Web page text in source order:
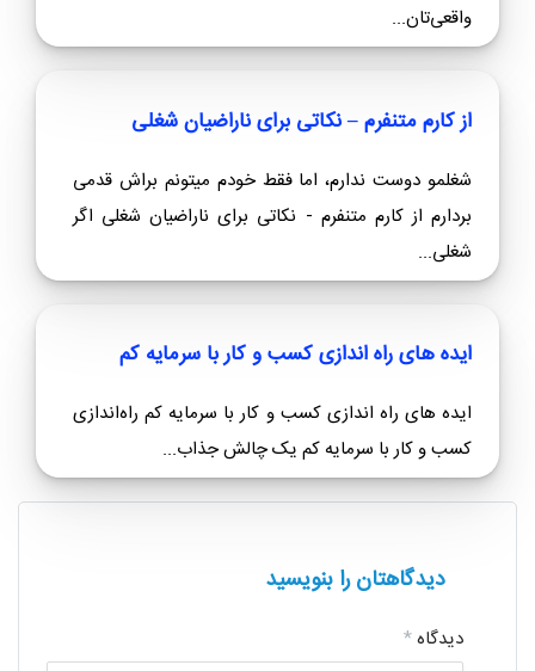
واقعی‌تان...
از کارم متنفرم – نکاتی برای ناراضیان شغلی
شغلمو دوست ندارم، اما فقط خودم میتونم براش قدمی
بردارم از کارم متنفرم - نکاتی برای ناراضیان شغلی اگر
شغلی...
ایده های راه اندازی کسب و کار با سرمایه کم
ایده های راه اندازی کسب و کار با سرمایه کم راه‌اندازی
کسب و کار با سرمایه کم یک چالش جذاب...
دیدگاهتان را بنویسید
دیدگاه*